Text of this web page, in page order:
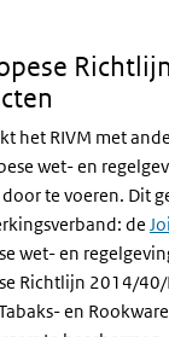
Richtlijn
het RIVM met
wet- en
te voeren. Dit
de
wet- en
Richtlijn 2014/
en